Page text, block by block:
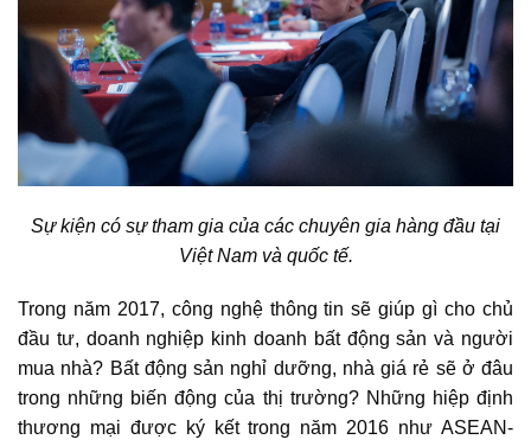
Sự kiện có sự tham gia của các chuyên gia hàng đầu tại
Việt Nam và quốc tế.
Trong năm 2017, công nghệ thông tin sẽ giúp gì cho chủ
đầu tư, doanh nghiệp kinh doanh bất động sản và người
mua nhà? Bất động sản nghỉ dưỡng, nhà giá rẻ sẽ ở đâu
trong những biến động của thị trường? Những hiệp định
thương mại được ký kết trong năm 2016 như ASEAN-